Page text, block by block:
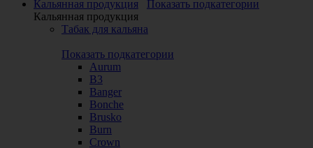
Кальянная продукция
Показать подкатегории
Кальянная продукция
Табак для кальяна
Показать подкатегории
Aurum
B3
Banger
Bonche
Brusko
Burn
Crown